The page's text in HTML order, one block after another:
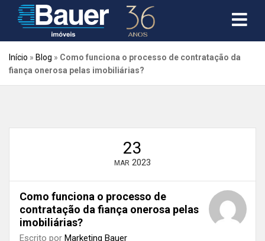
Início » Blog » Como funciona o processo de contratação da
fiança onerosa pelas imobiliárias?
23
MAR 2023
Como funciona o processo de
contratação da fiança onerosa pelas
imobiliárias?
Escrito por Marketing Bauer